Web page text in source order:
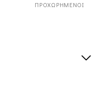
ΠΡΟΧΩΡΗΜΈΝΟΙ